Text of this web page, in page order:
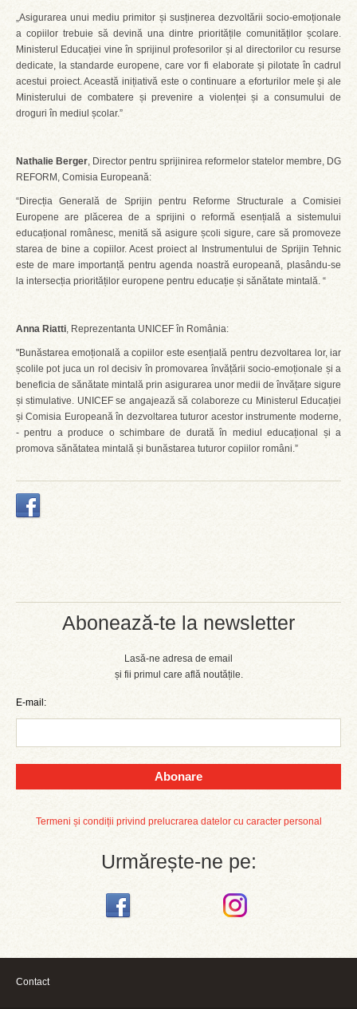
Abonează-te la newsletter
Lasă-ne adresa de email
și fii primul care află noutățile.
E-mail:
Abonare
Termeni și condiții privind prelucrarea datelor cu caracter personal
Urmărește-ne pe:
„Asigurarea unui mediu primitor și susținerea dezvoltării socio-emoționale
a copiilor trebuie să devină una dintre prioritățile comunităților școlare.
Ministerul Educației vine în sprijinul profesorilor și al directorilor cu resurse
dedicate, la standarde europene, care vor fi elaborate și pilotate în cadrul
acestui proiect. Această inițiativă este o continuare a eforturilor mele și ale
Ministerului de combatere și prevenire a violenței și a consumului de
droguri în mediul școlar.”
Nathalie Berger, Director pentru sprijinirea reformelor statelor membre, DG
REFORM, Comisia Europeană:
“Direcția Generală de Sprijin pentru Reforme Structurale a Comisiei
Europene are plăcerea de a sprijini o reformă esențială a sistemului
educațional românesc, menită să asigure școli sigure, care să promoveze
starea de bine a copiilor. Acest proiect al Instrumentului de Sprijin Tehnic
este de mare importanță pentru agenda noastră europeană, plasându-se
la intersecția priorităților europene pentru educație și sănătate mintală. “
Anna Riatti, Reprezentanta UNICEF în România:
"Bunăstarea emoțională a copiilor este esențială pentru dezvoltarea lor, iar
școlile pot juca un rol decisiv în promovarea învățării socio-emoționale și a
beneficia de sănătate mintală prin asigurarea unor medii de învățare sigure
și stimulative. UNICEF se angajează să colaboreze cu Ministerul Educației
și Comisia Europeană în dezvoltarea tuturor acestor instrumente moderne,
- pentru a produce o schimbare de durată în mediul educațional și a
promova sănătatea mintală și bunăstarea tuturor copiilor români.”
Contact